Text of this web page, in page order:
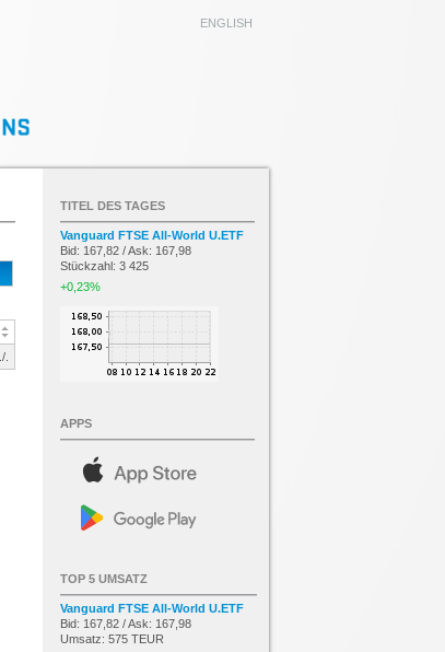
ENGLISH
./.
TITEL DES TAGES
Vanguard FTSE All-World U.ETF
Bid: 167,82 / Ask: 167,98
Stückzahl: 3 425
+0,23%
APPS
TOP 5 UMSATZ
Vanguard FTSE All-World U.ETF
Bid: 167,82 / Ask: 167,98
Umsatz: 575 TEUR